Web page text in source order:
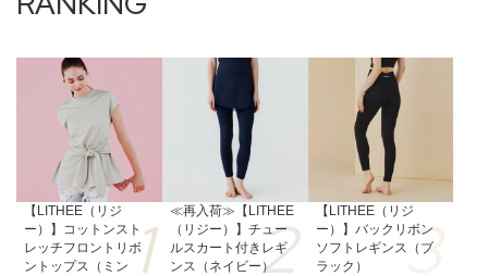
【LITHEE（リジ
ー）】コットンスト
レッチフロントリボ
ントップス（ミン
≪再入荷≫【LITHEE
（リジー）】チュー
ルスカート付きレギ
ンス（ネイビー）
【LITHEE（リジ
ー）】バックリボン
ソフトレギンス（ブ
ラック）